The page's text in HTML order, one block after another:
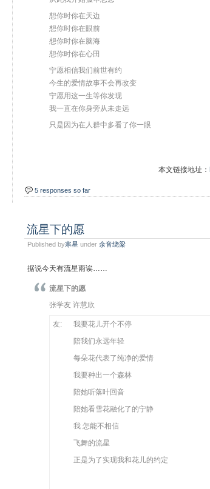
想你时你在天边
想你时你在眼前
想你时你在脑海
想你时你在心田
宁愿相信我们前世有约
今生的爱情故事不会再改变
宁愿用这一生等你发现
我一直在你身旁从未走远
只是因为在人群中多看了你一眼
本文链接地址：
5 responses so far
流星下的愿
Published by寒星 under 余音绕梁
据说今天有流星雨诶……
流星下的愿
张学友 许慧欣
友:
我要花儿开个不停
陪我们永远年轻
每朵花代表了纯净的爱情
我要种出一个森林
陪她听落叶回音
陪她看雪花融化了的宁静
我 怎能不相信
飞舞的流星
正是为了实现我和花儿的约定